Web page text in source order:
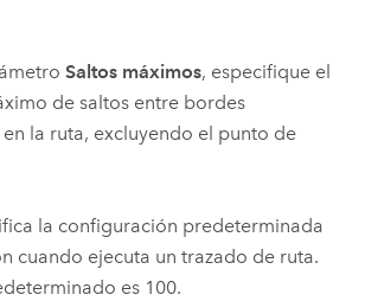
Saltos máximos, especifique el
de saltos entre bordes
la ruta, excluyendo el punto de
la configuración predeterminada
cuando ejecuta un trazado de ruta.
es 100.